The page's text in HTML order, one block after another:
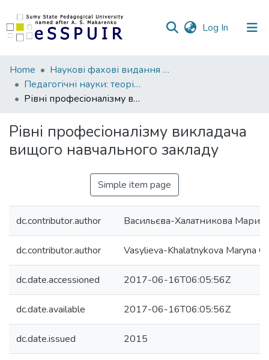
Log In (current)
Communities
&
Collections
Statistics
Home
Наукові фахові видання СумДПУ
Педагогічні науки: теорія, історія, інноваційні технології
Рівні професіоналізму викладача вищого навчального закладу
Рівні професіоналізму викладача
вищого навчального закладу
Simple item page
dc.contributor.author Васильєва-Халатникова
dc.contributor.author Vasylieva-Khalatnykova Maryna
dc.date.accessioned 2017-06-16T06:05:56Z
dc.date.available 2017-06-16T06:05:56Z
dc.date.issued 2015